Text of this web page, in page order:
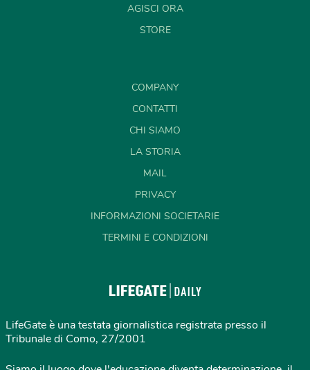
AGISCI ORA
STORE
COMPANY
CONTATTI
CHI SIAMO
LA STORIA
MAIL
PRIVACY
INFORMAZIONI SOCIETARIE
TERMINI E CONDIZIONI
LifeGate è una testata giornalistica registrata presso il
Tribunale di Como, 27/2001